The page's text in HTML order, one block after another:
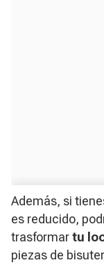
Además, si
es reducido,
trasformartu
piezas de